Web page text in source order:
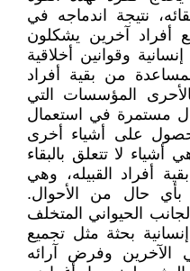
نتيجة اندماجه في
أفراد آخرين يشكلون
وقوانين أخلاقية
من بقية أفراد
المؤسسات التي
مستمرة في استعمال
على أشياء أخرى
لا تتعلق بالبقاء
أفراد القبيله، وهي
بأي حال من الأحوال.
الحيواني المتخلف
بحثة مثل تجميع
الآخرين وفرض آرائه